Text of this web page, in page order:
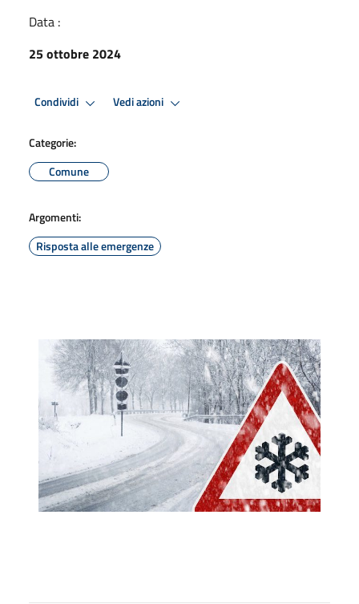
Data :
25 ottobre 2024
Condividi Vedi azioni
Categorie:
Comune
Argomenti:
Risposta alle emergenze